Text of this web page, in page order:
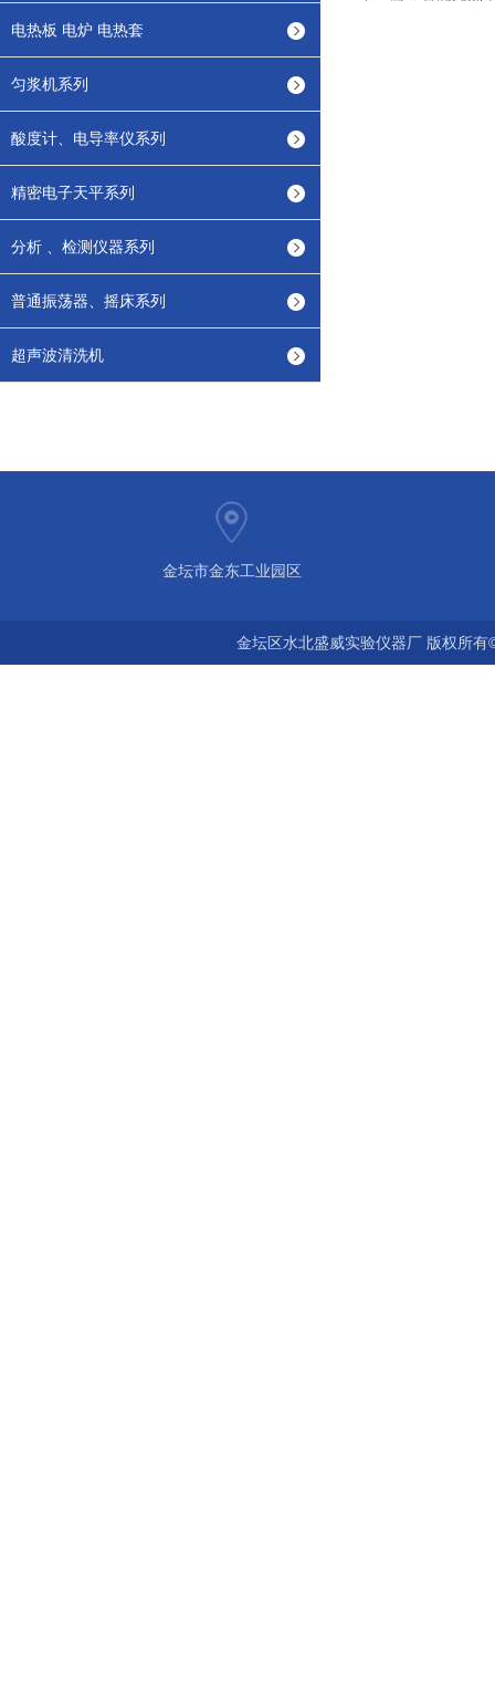
电热板 电炉 电热套
匀浆机系列
酸度计、电导率仪系列
精密电子天平系列
分析 、检测仪器系列
普通振荡器、摇床系列
超声波清洗机
金坛市金东工业园区
金坛区水北盛威实验仪器厂 版权所